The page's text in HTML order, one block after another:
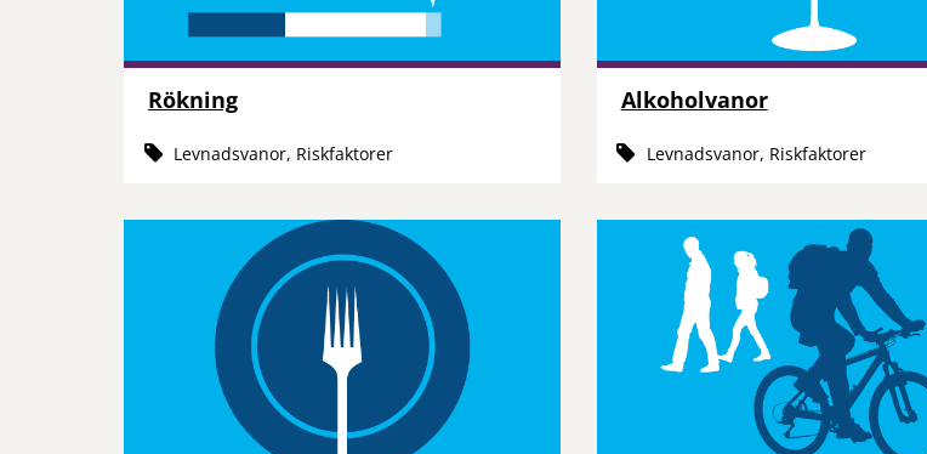
Rökning
Levnadsvanor, Riskfaktorer
Alkoholvanor
Levnadsvanor, Riskfaktorer